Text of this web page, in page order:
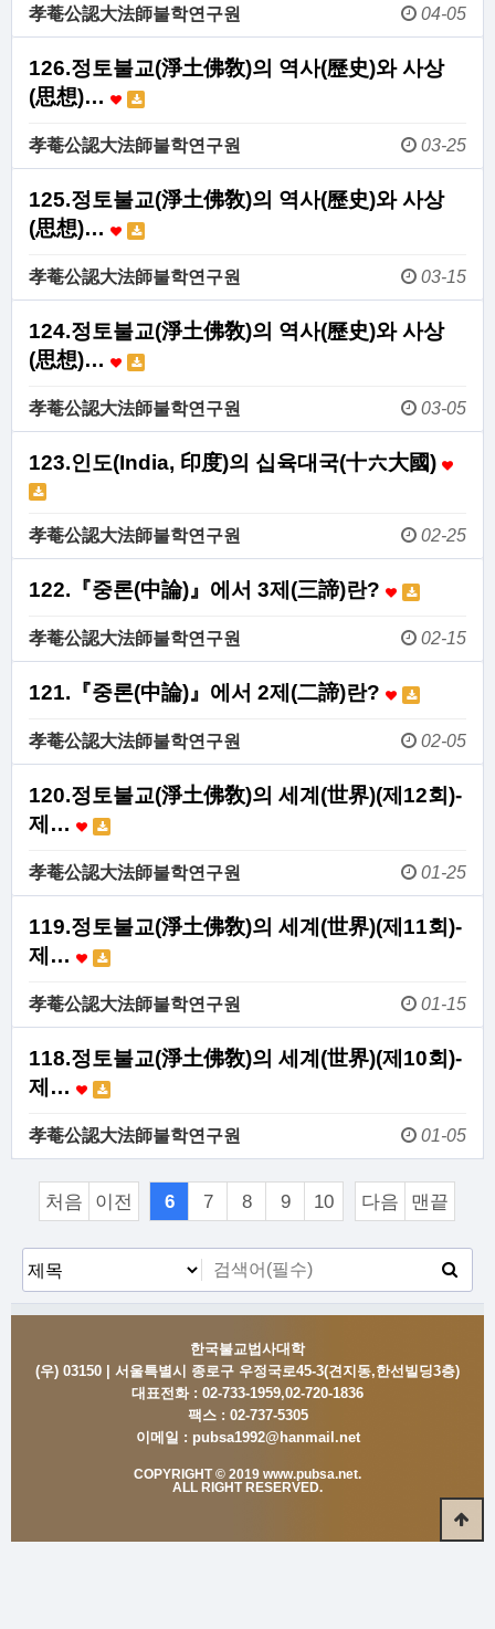
孝菴公認大法師불학연구원 04-05
126.정토불교(淨土佛敎)의 역사(歷史)와 사상
(思想)…
孝菴公認大法師불학연구원 03-25
125.정토불교(淨土佛敎)의 역사(歷史)와 사상
(思想)…
孝菴公認大法師불학연구원 03-15
124.정토불교(淨土佛敎)의 역사(歷史)와 사상
(思想)…
孝菴公認大法師불학연구원 03-05
123.인도(India, 印度)의 십육대국(十六大國)
孝菴公認大法師불학연구원 02-25
122.『중론(中論)』에서 3제(三諦)란?
孝菴公認大法師불학연구원 02-15
121.『중론(中論)』에서 2제(二諦)란?
孝菴公認大法師불학연구원 02-05
120.정토불교(淨土佛敎)의 세계(世界)(제12회)-
제…
孝菴公認大法師불학연구원 01-25
119.정토불교(淨土佛敎)의 세계(世界)(제11회)-
제…
孝菴公認大法師불학연구원 01-15
118.정토불교(淨土佛敎)의 세계(世界)(제10회)-
제…
孝菴公認大法師불학연구원 01-05
처음 이전 6 7 8 9 10 다음 맨끝
한국불교법사대학
(우) 03150 | 서울특별시 종로구 우정국로45-3(견지동,한선빌딩3층)
대표전화 : 02-733-1959,02-720-1836
팩스 : 02-737-5305
이메일 : pubsa1992@hanmail.net
COPYRIGHT © 2019 www.pubsa.net.
ALL RIGHT RESERVED.